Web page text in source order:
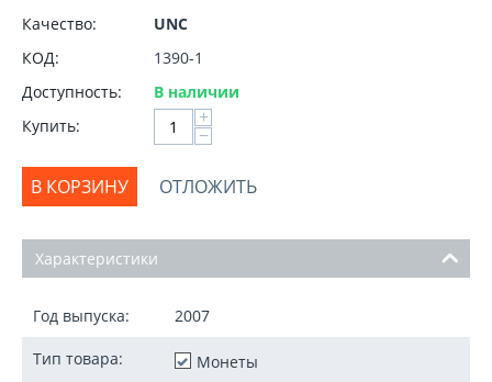
Качество:
UNC
КОД:
1390-1
Доступность:
В наличии
Купить:
+
−
В КОРЗИНУ ОТЛОЖИТЬ
Характеристики
Год выпуска: 2007
Тип товара: Монеты